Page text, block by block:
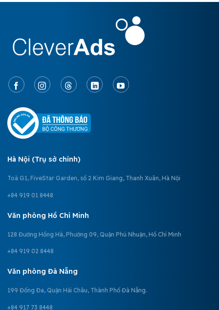
Hà Nội (Trụ sở chính)
Toà G1, FiveStar Garden, số 2 Kim Giang, Thanh Xuân, Hà Nội
+84 919 01 8448
Văn phòng Hồ Chí Minh
128 Đường Hồng Hà, Phường 09, Quận Phú Nhuận, Hồ Chí Minh
+84 919 02 8448
Văn phòng Đà Nẵng
199 Đống Đa, Quận Hải Châu, Thành Phố Đà Nẵng.
+84 917 73 8448